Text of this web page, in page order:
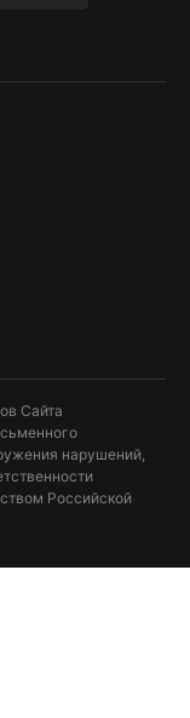
Сайта
нарушений,
Российской